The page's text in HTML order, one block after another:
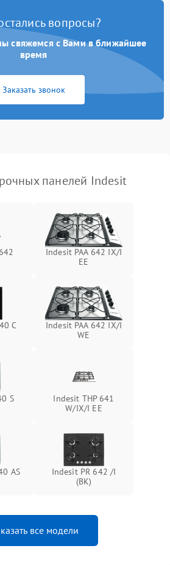
вопросы?
свяжемся с Вами в ближайшее
время
Заказать звонок
панелей Indesit
Indesit PAA 642 IX/I
EE
C
Indesit PAA 642 IX/I
WE
S
Indesit THP 641
W/IX/I EE
AS
Indesit PR 642 /I
(BK)
все модели